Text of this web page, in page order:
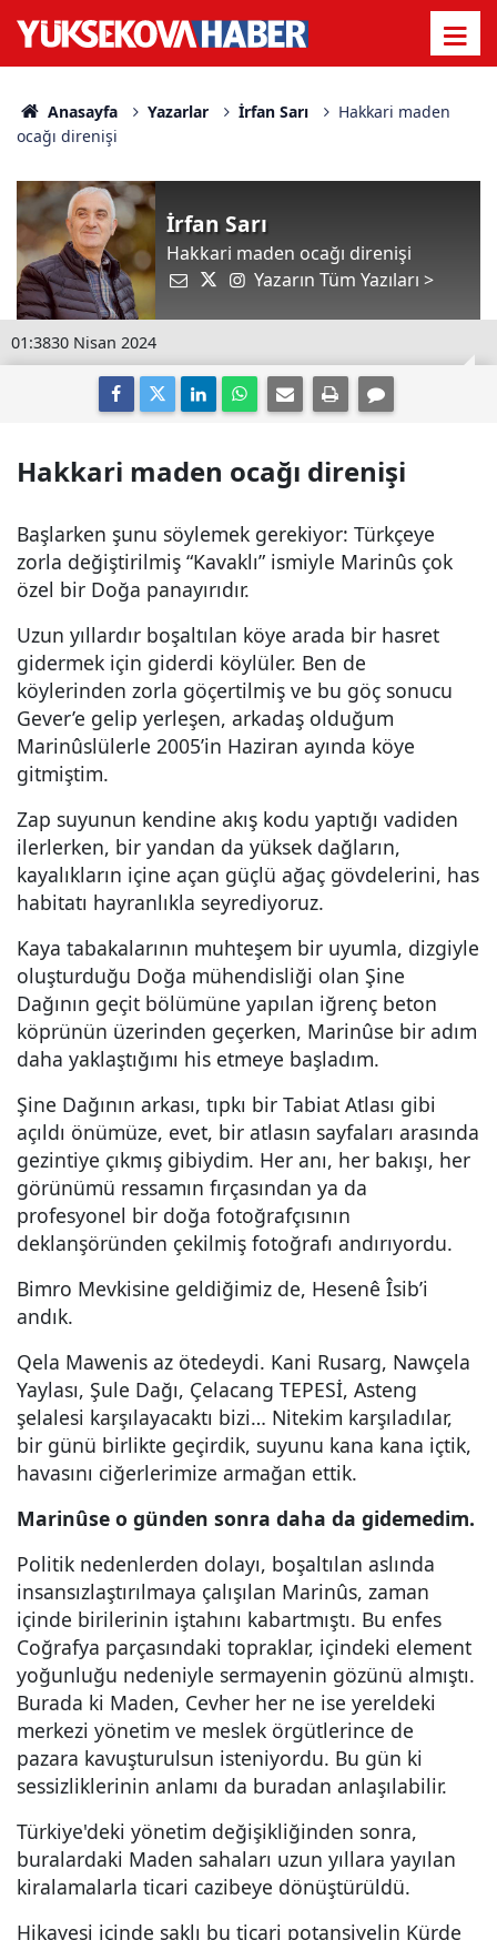
Anasayfa Yazarlar İrfan Sarı
Hakkari maden
ocağı direnişi
İrfan Sarı
Hakkari maden ocağı direnişi
Yazarın Tüm Yazıları >
01:3830 Nisan 2024
Hakkari maden ocağı direnişi
Başlarken şunu söylemek gerekiyor: Türkçeye
zorla değiştirilmiş “Kavaklı” ismiyle Marinûs çok
özel bir Doğa panayırıdır.
Uzun yıllardır boşaltılan köye arada bir hasret
gidermek için giderdi köylüler. Ben de
köylerinden zorla göçertilmiş ve bu göç sonucu
Gever’e gelip yerleşen, arkadaş olduğum
Marinûslülerle 2005’in Haziran ayında köye
gitmiştim.
Zap suyunun kendine akış kodu yaptığı vadiden
ilerlerken, bir yandan da yüksek dağların,
kayalıkların içine açan güçlü ağaç gövdelerini, has
habitatı hayranlıkla seyrediyoruz.
Kaya tabakalarının muhteşem bir uyumla, dizgiyle
oluşturduğu Doğa mühendisliği olan Şine
Dağının geçit bölümüne yapılan iğrenç beton
köprünün üzerinden geçerken, Marinûse bir adım
daha yaklaştığımı his etmeye başladım.
Şine Dağının arkası, tıpkı bir Tabiat Atlası gibi
açıldı önümüze, evet, bir atlasın sayfaları arasında
gezintiye çıkmış gibiydim. Her anı, her bakışı, her
görünümü ressamın fırçasından ya da
profesyonel bir doğa fotoğrafçısının
deklanşöründen çekilmiş fotoğrafı andırıyordu.
Bimro Mevkisine geldiğimiz de, Hesenê Îsib’i
andık.
Qela Mawenis az ötedeydi. Kani Rusarg, Nawçela
Yaylası, Şule Dağı, Çelacang TEPESİ, Asteng
şelalesi karşılayacaktı bizi… Nitekim karşıladılar,
bir günü birlikte geçirdik, suyunu kana kana içtik,
havasını ciğerlerimize armağan ettik.
Marinûse o günden sonra daha da gidemedim.
Politik nedenlerden dolayı, boşaltılan aslında
insansızlaştırılmaya çalışılan Marinûs, zaman
içinde birilerinin iştahını kabartmıştı. Bu enfes
Coğrafya parçasındaki topraklar, içindeki element
yoğunluğu nedeniyle sermayenin gözünü almıştı.
Burada ki Maden, Cevher her ne ise yereldeki
merkezi yönetim ve meslek örgütlerince de
pazara kavuşturulsun isteniyordu. Bu gün ki
sessizliklerinin anlamı da buradan anlaşılabilir.
Türkiye'deki yönetim değişikliğinden sonra,
buralardaki Maden sahaları uzun yıllara yayılan
kiralamalarla ticari cazibeye dönüştürüldü.
Hikayesi içinde saklı bu ticari potansiyelin Kürde